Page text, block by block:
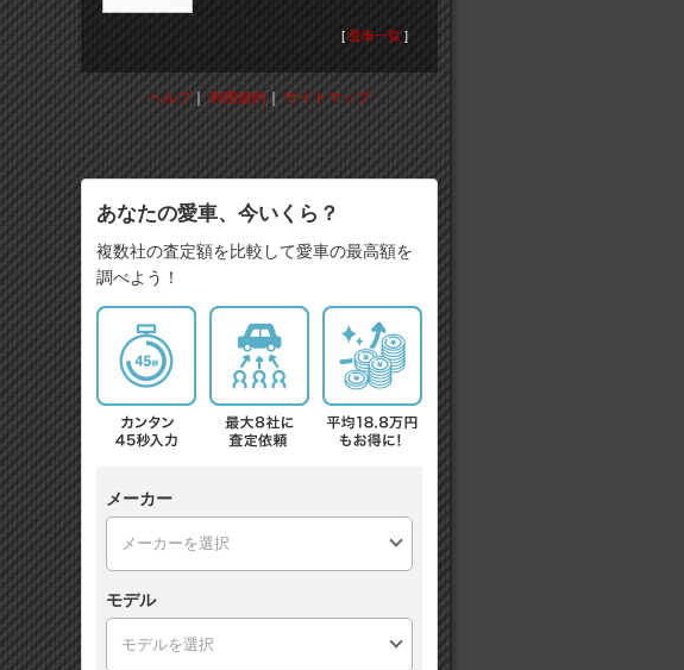
[ 愛車一覧 ]
ヘルプ｜利用規約 ｜サイトマップ
あなたの愛車、今いくら？
複数社の査定額を比較して愛車の最高額を
調べよう！
メーカー
モデル